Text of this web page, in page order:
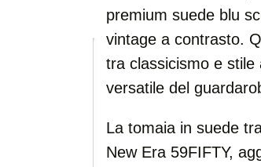
premium suede blu
vintage a contrasto.
tra classicismo e
versatile del
La tomaia in suede
New Era 59FIFTY,